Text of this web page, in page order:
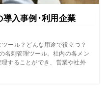
入事例･利用企業
ール？どんな用途で役立つ？
名刺管理ツール。社内の各メン
することができ、営業や社外